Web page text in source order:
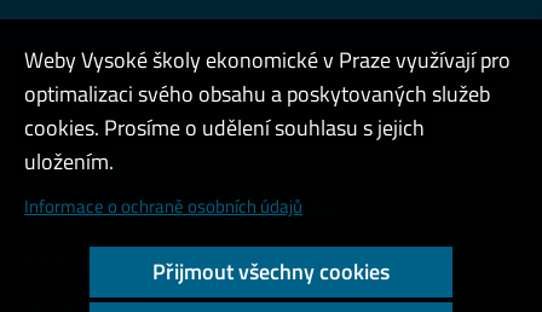
Konzultační hodiny
Admin
Cookies a ochrana osobních údajů
Přístupnost webu
Weby Vysoké školy ekonomické v Praze využívají pro
optimalizaci svého obsahu a poskytovaných služeb
cookies. Prosíme o udělení souhlasu s jejich
uložením.
Informace o ochraně osobních údajů
Přijmout všechny cookies